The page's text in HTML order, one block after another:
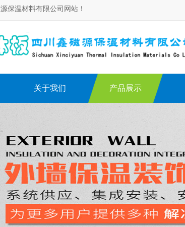
保温材料有限公司网站！
关于我们 产品展示